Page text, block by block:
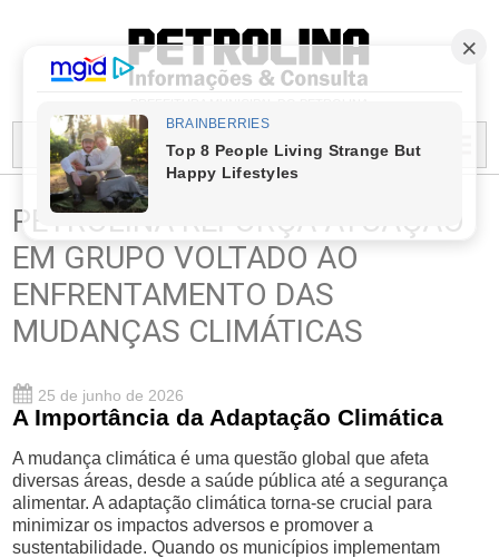
MENU...
PETROLINA REFORÇA ATUAÇÃO
EM GRUPO VOLTADO AO
ENFRENTAMENTO DAS
MUDANÇAS CLIMÁTICAS
25 de junho de 2026
A Importância da Adaptação Climática
A mudança climática é uma questão global que afeta
diversas áreas, desde a saúde pública até a segurança
alimentar. A adaptação climática torna-se crucial para
minimizar os impactos adversos e promover a
sustentabilidade. Quando os municípios implementam